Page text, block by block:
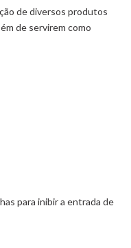
de diversos produtos
de servirem como
para inibir a entrada de